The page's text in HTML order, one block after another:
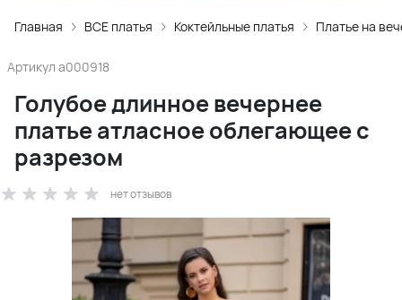
Главная ВСЕ платья Коктейльные платья Платье на
Артикул a000918
Голубое длинное вечернее
платье атласное облегающее с
разрезом
нет отзывов